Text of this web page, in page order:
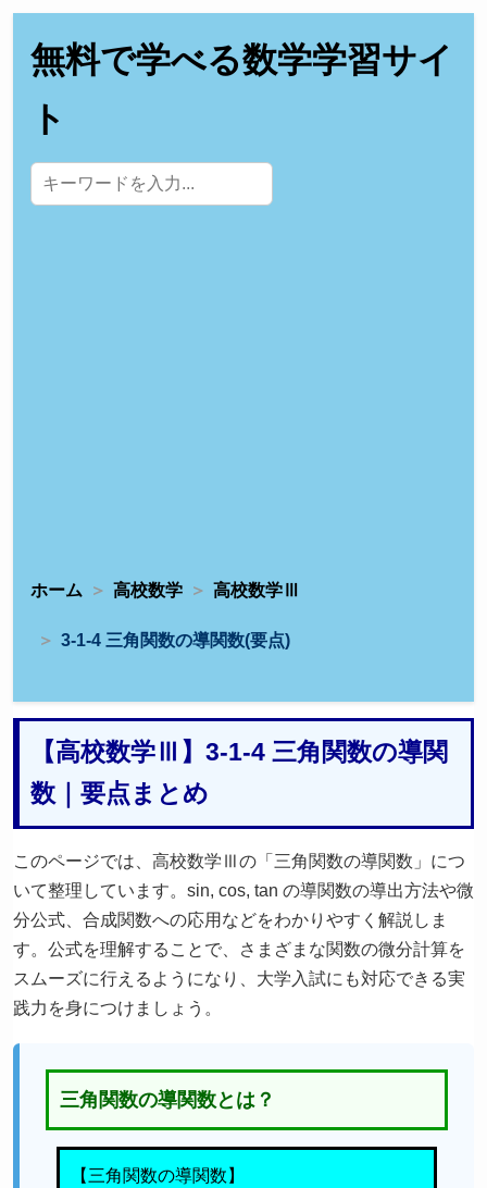
無料で学べる数学学習サイ
ト
サイト内検索
ホーム 高校数学 高校数学Ⅲ
3-1-4 三角関数の導関数(要点)
【高校数学Ⅲ】3-1-4 三角関数の導関
数｜要点まとめ
このページでは、高校数学Ⅲの「三角関数の導関数」につ
いて整理しています。sin, cos, tan の導関数の導出方法や微
分公式、合成関数への応用などをわかりやすく解説しま
す。公式を理解することで、さまざまな関数の微分計算を
スムーズに行えるようになり、大学入試にも対応できる実
践力を身につけましょう。
三角関数の導関数とは？
【三角関数の導関数】